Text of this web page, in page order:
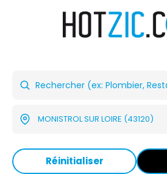
Réinitialiser